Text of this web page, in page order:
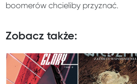
boomerów chcieliby przyznać.
Zobacz także: